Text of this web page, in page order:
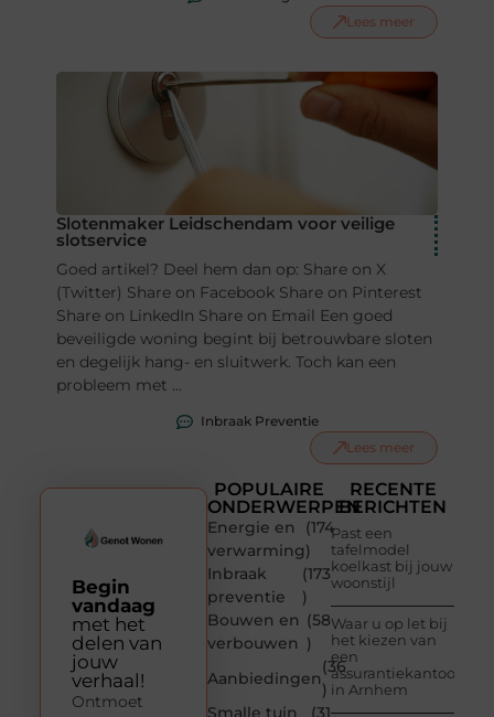
Lees meer
Slotenmaker Leidschendam voor veilige
slotservice
Goed artikel? Deel hem dan op: Share on X
(Twitter) Share on Facebook Share on Pinterest
Share on LinkedIn Share on Email Een goed
beveiligde woning begint bij betrouwbare sloten
en degelijk hang- en sluitwerk. Toch kan een
probleem met ...
Inbraak Preventie
Lees meer
POPULAIRE
ONDERWERPEN
Energie en
verwarming
(174
)
Inbraak
preventie
(173
)
Bouwen en
verbouwen
(58
)
Aanbiedingen
(36
)
Smalle tuin
(31
RECENTE
BERICHTEN
Past een
tafelmodel
koelkast bij jouw
woonstijl
Waar u op let bij
het kiezen van
een
assurantiekantoor
in Arnhem
Begin
vandaag
met het
delen van
jouw
verhaal!
Ontmoet